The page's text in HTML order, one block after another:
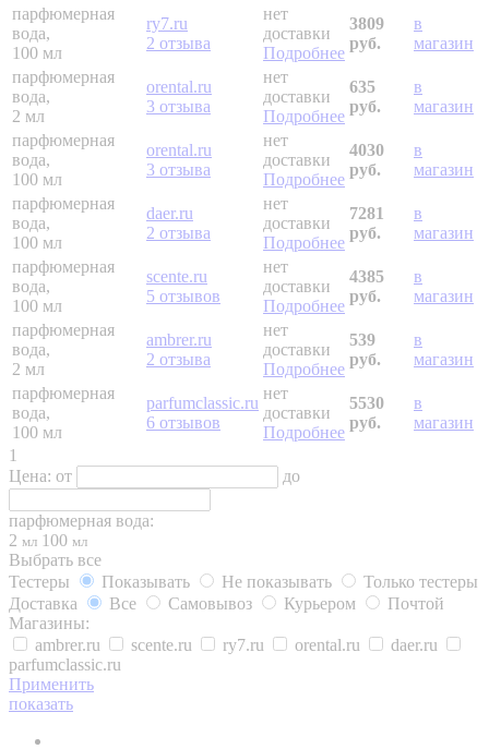
парфюмерная
вода,
100 мл
ry7.ru
2 отзыва
нет
доставки
Подробнее
3809
руб.
в
магазин
парфюмерная
вода,
2 мл
orental.ru
3 отзыва
нет
доставки
Подробнее
635
руб.
в
магазин
парфюмерная
вода,
100 мл
orental.ru
3 отзыва
нет
доставки
Подробнее
4030
руб.
в
магазин
парфюмерная
вода,
100 мл
daer.ru
2 отзыва
нет
доставки
Подробнее
7281
руб.
в
магазин
парфюмерная
вода,
100 мл
scente.ru
5 отзывов
нет
доставки
Подробнее
4385
руб.
в
магазин
парфюмерная
вода,
2 мл
ambrer.ru
2 отзыва
нет
доставки
Подробнее
539
руб.
в
магазин
парфюмерная
вода,
100 мл
parfumclassic.ru
6 отзывов
нет
доставки
Подробнее
5530
руб.
в
магазин
1
Цена: от до
парфюмерная вода:
2 мл 100 мл
Выбрать все
Тестеры
Показывать Не показывать
Только тестеры
Доставка
Все Самовывоз Курьером
Почтой
Магазины:
ambrer.ru
scente.ru ry7.ru orental.ru
daer.ru
parfumclassic.ru
Применить
показать